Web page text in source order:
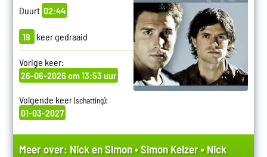
Duurt 02:44
19 keer gedraaid
Vorige keer:
26-06-2026 om 13:53 uur
Volgende keer(schatting):
01-03-2027
Meer over: Nick en Simon•Simon Keizer•Nick